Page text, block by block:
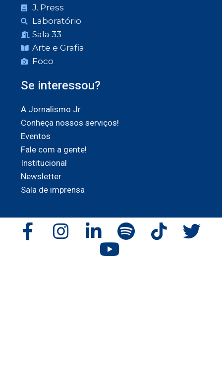
J. Press
Laboratório
Sala 33
Arte e Grafia
Foco
Se interessou?
A Jornalismo Jr
Conheça nossos serviços!
Eventos
Fale com a gente!
Institucional
Newsletter
Sala de imprensa